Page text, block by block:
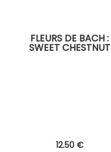
FLEURS DE BACH :
SWEET CHESTNUT
12.50 €